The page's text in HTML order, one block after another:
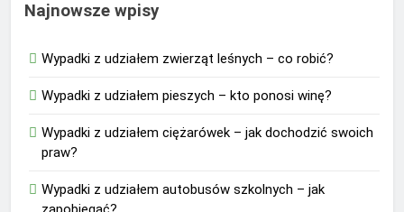
Najnowsze wpisy
Wypadki z udziałem zwierząt leśnych – co robić?
Wypadki z udziałem pieszych – kto ponosi winę?
Wypadki z udziałem ciężarówek – jak dochodzić swoich
praw?
Wypadki z udziałem autobusów szkolnych – jak